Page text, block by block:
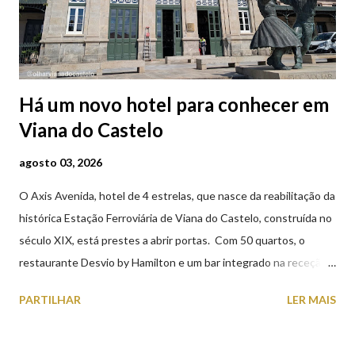
Há um novo hotel para conhecer em
Viana do Castelo
agosto 03, 2026
O Axis Avenida, hotel de 4 estrelas, que nasce da reabilitação da
histórica Estação Ferroviária de Viana do Castelo, construída no
século XIX, está prestes a abrir portas. Com 50 quartos, o
restaurante Desvio by Hamilton e um bar integrado na receção,
peças históricas cedidas pela IP Património que homenageiam a
PARTILHAR LER MAIS